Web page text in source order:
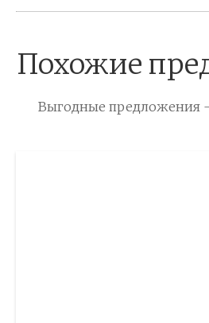
Похожие
Выгодные предложения